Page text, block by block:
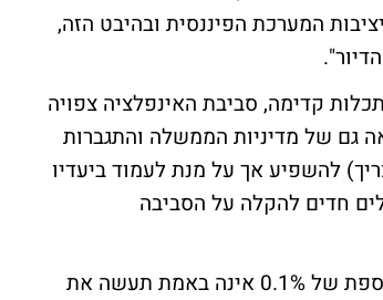
המערכת הפיננסית ובהיבט הזה,
קדימה, סביבת האינפלציה צפויה
גם של מדיניות הממשלה והתגברות
להשפיע אך על מנת לעמוד ביעדיו
חדים להקלה על הסביבה
הכלכלן הראשי של מור בית השקעות: "הורדה נוספת של 0.1% אינה באמת תעשה את